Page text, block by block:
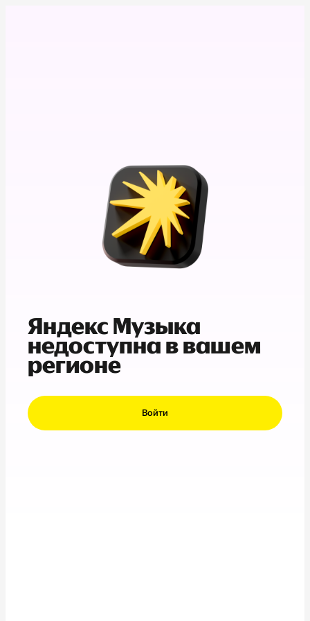
Яндекс Музыка
недоступна в вашем
регионе
Войти